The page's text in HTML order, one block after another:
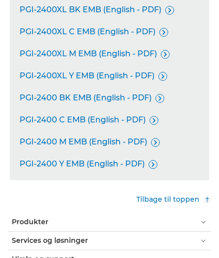
PGI-2400XL BK EMB (English - PDF) 
PGI-2400XL C EMB (English - PDF) 
PGI-2400XL M EMB (English - PDF) 
PGI-2400XL Y EMB (English - PDF) 
PGI-2400 BK EMB (English - PDF) 
PGI-2400 C EMB (English - PDF) 
PGI-2400 M EMB (English - PDF) 
PGI-2400 Y EMB (English - PDF) 
Tilbage til toppen
Produkter
Services og løsninger